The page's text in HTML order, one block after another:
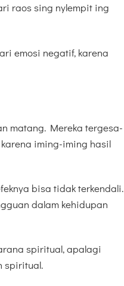
raos sing nylempit ing
emosi negatif, karena
matang. Mereka tergesa-
iming-iming hasil
bisa tidak terkendali.
dalam kehidupan
spiritual, apalagi
spiritual.